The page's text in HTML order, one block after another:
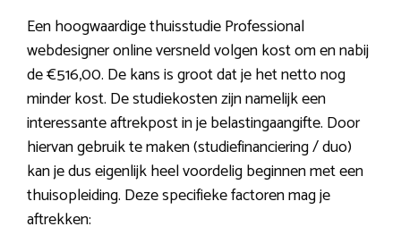
Een hoogwaardige thuisstudie Professional
webdesigner online versneld volgen kost om en nabij
de €516,00. De kans is groot dat je het netto nog
minder kost. De studiekosten zijn namelijk een
interessante aftrekpost in je belastingaangifte. Door
hiervan gebruik te maken (studiefinanciering / duo)
kan je dus eigenlijk heel voordelig beginnen met een
thuisopleiding. Deze specifieke factoren mag je
aftrekken: